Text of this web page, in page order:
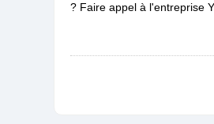
? Faire appel à l'entreprise